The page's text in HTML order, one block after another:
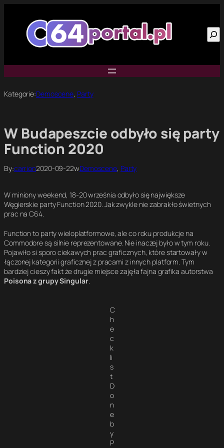
treści
Kategorie:Demoscene, Party
W Budapeszcie odbyło się party
Function 2020
By:carrion2020-09-22wDemoscene, Party
W miniony weekend, 18-20 września odbyło się największe
Węgierskie party Function 2020. Jak zwykle nie zabrakło świetnych
prac na C64.
Function to party wieloplatformowe, ale co roku produkcje na
Commodore są silnie reprezentowane. Nie inaczej było w tym roku.
Pojawiło si sporo ciekawych prac graficznych, które startowały w
łączonej kategorii graficznej z pracami z innych platform. Tym
bardziej cieszy fakt że drugie miejsce zajęła fajna grafika autorstwa
Poisona z grupy Singular.
C
h
e
c
k
li
s
t
D
o
n
e
b
y
P